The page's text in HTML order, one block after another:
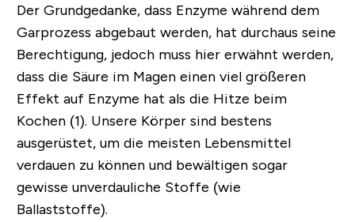
Der Grundgedanke, dass Enzyme während dem
Garprozess abgebaut werden, hat durchaus seine
Berechtigung, jedoch muss hier erwähnt werden,
dass die Säure im Magen einen viel größeren
Effekt auf Enzyme hat als die Hitze beim
Kochen (1). Unsere Körper sind bestens
ausgerüstet, um die meisten Lebensmittel
verdauen zu können und bewältigen sogar
gewisse unverdauliche Stoffe (wie
Ballaststoffe).